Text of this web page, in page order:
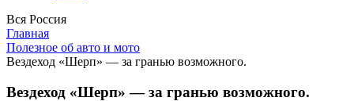
Вся Россия
Главная
Полезное об авто и мото
Вездеход «Шерп» — за гранью возможного.
Вездеход «Шерп» — за гранью возможного.